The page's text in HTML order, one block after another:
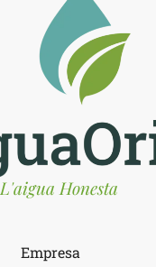
L'aigua Honesta
Empresa